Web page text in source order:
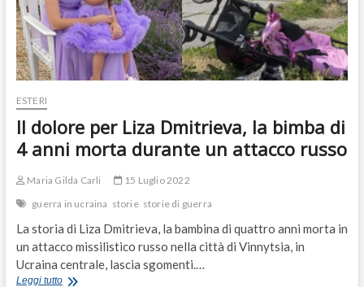
in
vacanza
ESTERI
Il dolore per Liza Dmitrieva, la bimba di
4 anni morta durante un attacco russo
Maria Gilda Carli
15 Luglio 2022
guerra in ucraina storie storie di guerra
La storia di Liza Dmitrieva, la bambina di quattro anni morta in
un attacco missilistico russo nella città di Vinnytsia, in
Ucraina centrale, lascia sgomenti.…
Leggi tuttoIl